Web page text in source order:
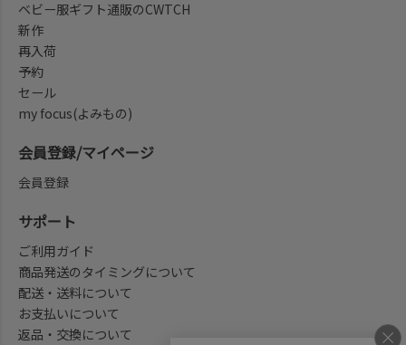
ベビー服ギフト通販のCWTCH
新作
再入荷
予約
セール
my focus(よみもの)
会員登録/マイページ
会員登録
サポート
ご利用ガイド
商品発送のタイミングについて
配送・送料について
お支払いについて
返品・交換について